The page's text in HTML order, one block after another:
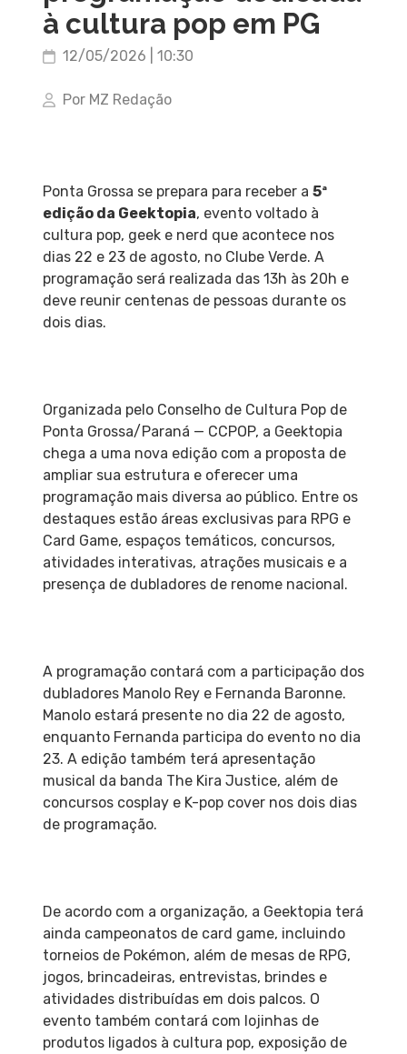
à cultura pop em PG
12/05/2026 | 10:30
Por MZ Redação
Ponta Grossa se prepara para receber a 5ª
edição da Geektopia, evento voltado à
cultura pop, geek e nerd que acontece nos
dias 22 e 23 de agosto, no Clube Verde. A
programação será realizada das 13h às 20h e
deve reunir centenas de pessoas durante os
dois dias.
Organizada pelo Conselho de Cultura Pop de
Ponta Grossa/Paraná — CCPOP, a Geektopia
chega a uma nova edição com a proposta de
ampliar sua estrutura e oferecer uma
programação mais diversa ao público. Entre os
destaques estão áreas exclusivas para RPG e
Card Game, espaços temáticos, concursos,
atividades interativas, atrações musicais e a
presença de dubladores de renome nacional.
A programação contará com a participação dos
dubladores Manolo Rey e Fernanda Baronne.
Manolo estará presente no dia 22 de agosto,
enquanto Fernanda participa do evento no dia
23. A edição também terá apresentação
musical da banda The Kira Justice, além de
concursos cosplay e K-pop cover nos dois dias
de programação.
De acordo com a organização, a Geektopia terá
ainda campeonatos de card game, incluindo
torneios de Pokémon, além de mesas de RPG,
jogos, brincadeiras, entrevistas, brindes e
atividades distribuídas em dois palcos. O
evento também contará com lojinhas de
produtos ligados à cultura pop, exposição de